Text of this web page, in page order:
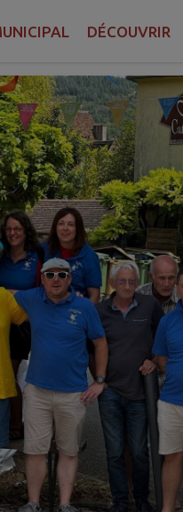
DÉCOUVRIR